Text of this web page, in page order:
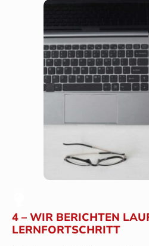
4 – WIR BERICHTEN
LERNFORTSCHRITT